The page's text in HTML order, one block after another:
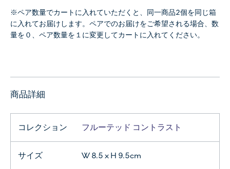
※ペア数量でカートに入れていただくと、同一商品2個を同じ箱
に入れてお届けします。ペアでのお届けをご希望される場合、数
量を０、ペア数量を１に変更してカートに入れてください。
商品詳細
コレクション フルーテッド コントラスト
サイズ W 8.5 x H 9.5cm